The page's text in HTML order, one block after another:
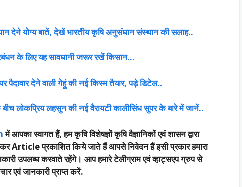
देने योग्य बातें, देखें भारतीय कृषि अनुसंधान संस्थान की सलाह..
के लिए यह सावधानी जरूर रखें किसान…
देने वाली गेहूं की नई किस्म तैयार, पड़े डिटेल..
बीच लोकप्रिय लहसुन की नई वैरायटी कालीसिंध सुपर के बारे में जानें..
में आपका स्वागत हैं, हम कृषि विशेषज्ञों कृषि वैज्ञानिकों एवं शासन द्वारा
कर Article प्रकाशित किये जाते हैं आपसे निवेदन हैं इसी प्रकार हमारा
उपलब्ध करवाते रहेंगे। आप हमारे टेलीग्राम एवं व्हाट्सएप ग्रुप से
एवं जानकारी प्राप्त करें.